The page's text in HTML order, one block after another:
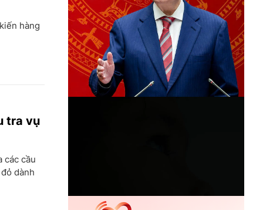
hàng
tra vụ
các cầu
dành